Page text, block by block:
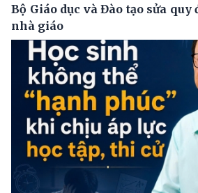
Bộ Giáo dục và Đào tạo sửa
nhà giáo